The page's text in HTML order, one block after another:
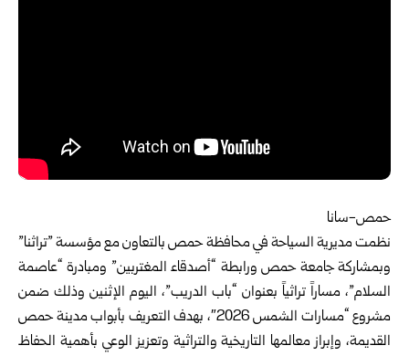
حمص-سانا
نظمت مديرية السياحة في محافظةحمصبالتعاون مع مؤسسة ‌‏”تراثنا”
وبمشاركة جامعة حمص ورابطة “أصدقاء المغتربين” ‏ومبادرة “عاصمة
السلام”، مساراً تراثياً بعنوان “باب الدريب”، ‏اليوم الإثنين وذلك ضمن
مشروع “مسارات الشمس 2026″، ‏بهدف التعريف بأبواب مدينة حمص
القديمة، وإبراز معالمها ‏التاريخية والتراثية وتعزيز الوعي بأهمية الحفاظ